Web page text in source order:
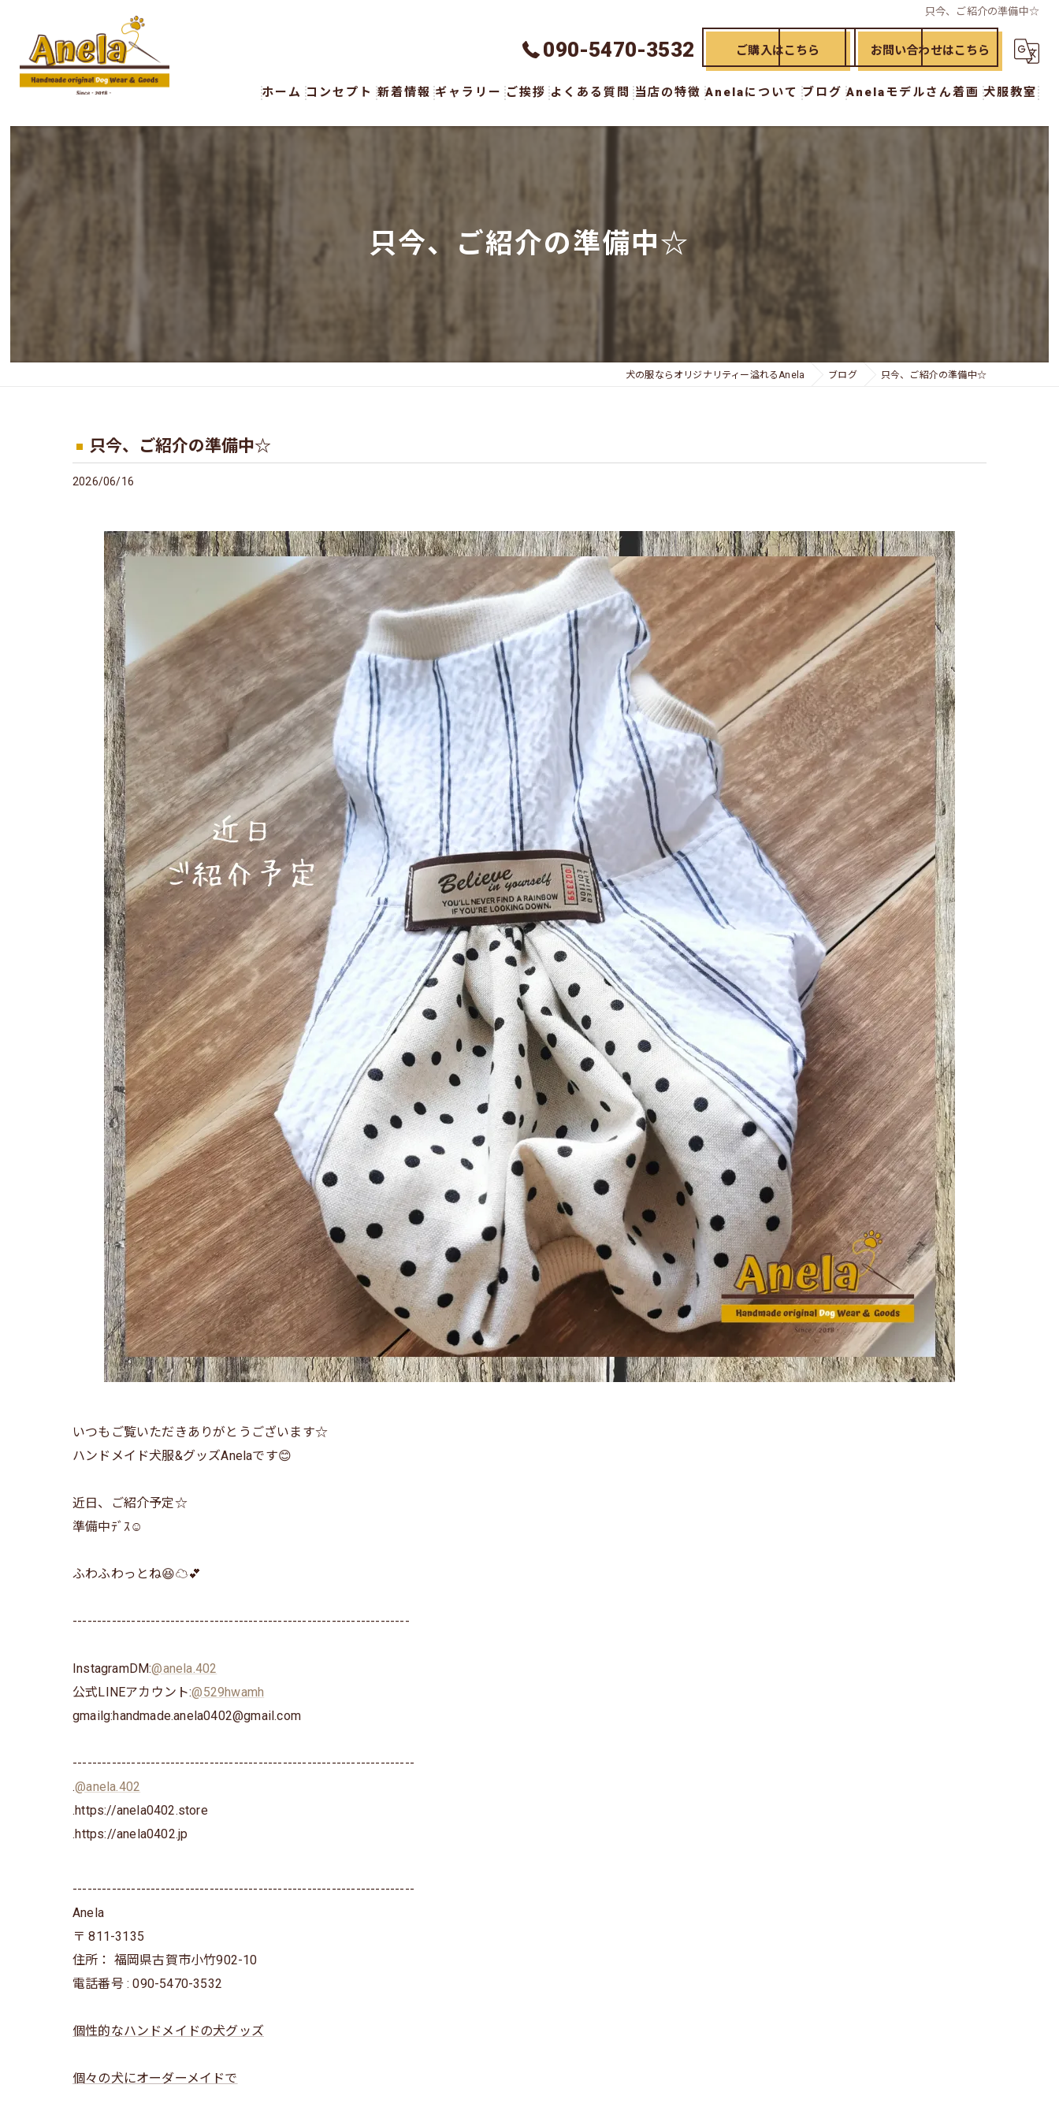
只今、ご紹介の準備中☆
090-5470-3532 ご購入はこちら お問い合わせはこちら
ホーム コンセプト 新着情報 ギャラリー ご挨拶 よくある質問 当店の特徴
オーダーメイド
ボトムス
Anelaについて ブログ Anelaモデルさん着画 犬服教室
只今、ご紹介の準備中☆
犬の服ならオリジナリティー溢れるAnela ブログ 只今、ご紹介の準備中☆
只今、ご紹介の準備中☆
2026/06/16
いつもご覧いただきありがとうございます☆
ハンドメイド犬服&グッズAnelaです😊
近日、ご紹介予定☆
準備中ﾃﾞｽ☺️
ふわふわっとね😆☁️💕
---------------------------------------------------------------------
InstagramDM:@anela.402
公式LINEアカウント:@529hwamh
gmailg:handmade.anela0402@gmail.com
----------------------------------------------------------------------
.@anela.402
.https://anela0402.store
⁡.https://anela0402.jp⁡⁡
----------------------------------------------------------------------
Anela
〒811-3135
住所： 福岡県古賀市小竹902-10
電話番号 :090-5470-3532
個性的なハンドメイドの犬グッズ
個々の犬にオーダーメイドで